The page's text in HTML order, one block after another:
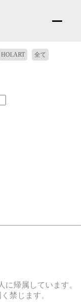
HOLART 全て
帰属しています。
禁じます。